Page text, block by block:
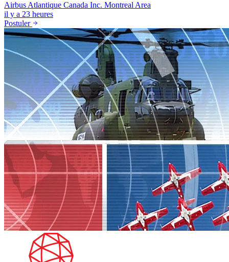
Airbus Atlantique Canada Inc. Montreal Area
il y a 23 heures
Postuler